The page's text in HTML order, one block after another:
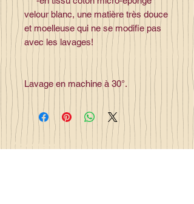
velour blanc, une matière très douce
et moelleuse qui ne se modifie pas
avec les lavages!
Lavage en machine à 30°.
Contact